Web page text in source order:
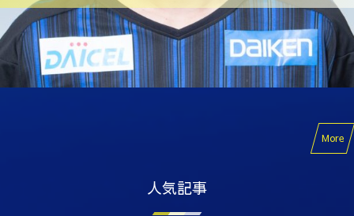
More
人気記事